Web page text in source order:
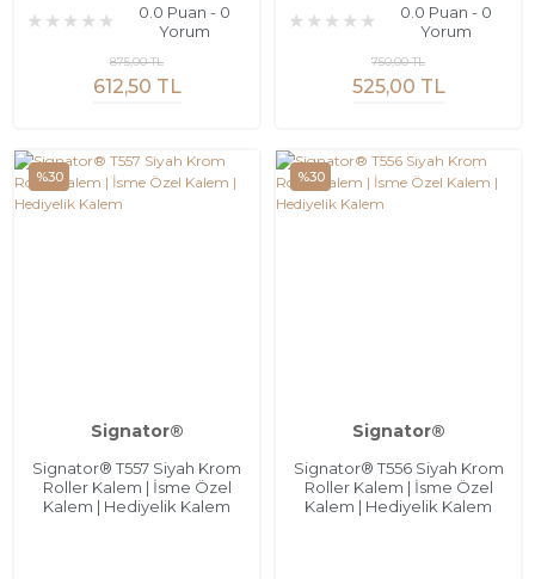
0.0 Puan - 0
Yorum
612,50 TL
875,00 TL
0.0 Puan - 0
Yorum
525,00 TL
750,00 TL
%30
Signator®
Signator® T557 Siyah Krom
Roller Kalem | İsme Özel
Kalem | Hediyelik Kalem
%30
Signator®
Signator® T556 Siyah Krom
Roller Kalem | İsme Özel
Kalem | Hediyelik Kalem